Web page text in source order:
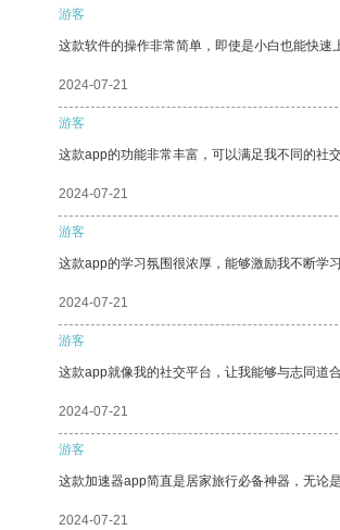
游客
这款软件的操作非常简单，即使是小白也能快速
2024-07-21
游客
这款app的功能非常丰富，可以满足我不同的社交
2024-07-21
游客
这款app的学习氛围很浓厚，能够激励我不断学
2024-07-21
游客
这款app就像我的社交平台，让我能够与志同道
2024-07-21
游客
这款加速器app简直是居家旅行必备神器，无论
2024-07-21